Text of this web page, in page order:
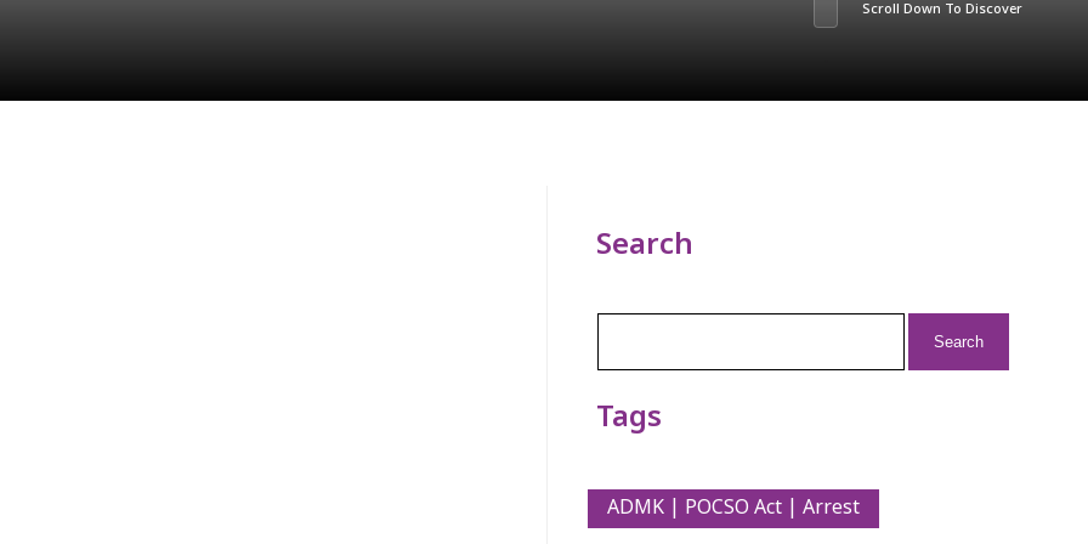
Scroll Down To Discover
Search
Tags
ADMK | POCSO Act | Arrest